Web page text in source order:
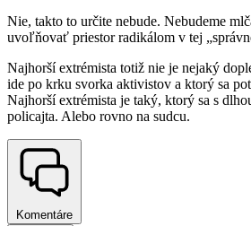
Nie, takto to určite nebude. Nebudeme
uvoľňovať priestor radikálom v tej
Najhorší extrémista totiž nie je nejaký
ide po krku svorka aktivistov a ktorý sa
Najhorší extrémista je taký, ktorý sa s
policajta. Alebo rovno na sudcu.
Komentáre